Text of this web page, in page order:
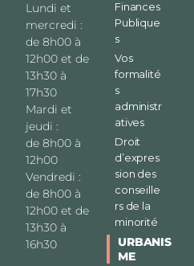
Lundi et
mercredi :
de 8h00 à
12h00 et de
13h30 à
17h30
Mardi et
jeudi :
de 8h00 à
12h00
Vendredi :
de 8h00 à
12h00 et de
13h30 à
16h30
Finances
Publique
s
Vos
formalité
s
administr
atives
Droit
d’expres
sion des
conseille
rs de la
minorité
URBANIS
ME